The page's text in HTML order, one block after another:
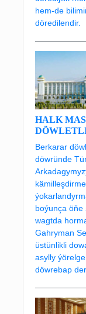
hem-de
döredilendir.
HALK
Berkarar
döwründe
boýunça öňe
wagtda
Gahryman
üstünlikli
asylly
döwrebap